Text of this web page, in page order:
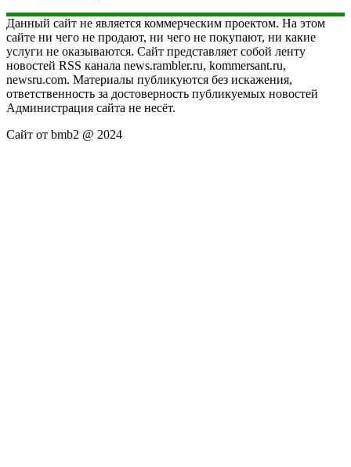
Данный сайт не является коммерческим проектом. На этом
сайте ни чего не продают, ни чего не покупают, ни какие
услуги не оказываются. Сайт представляет собой ленту
новостей RSS канала news.rambler.ru, kommersant.ru,
newsru.com. Материалы публикуются без искажения,
ответственность за достоверность публикуемых новостей
Администрация сайта не несёт.
Сайт от bmb2 @ 2024